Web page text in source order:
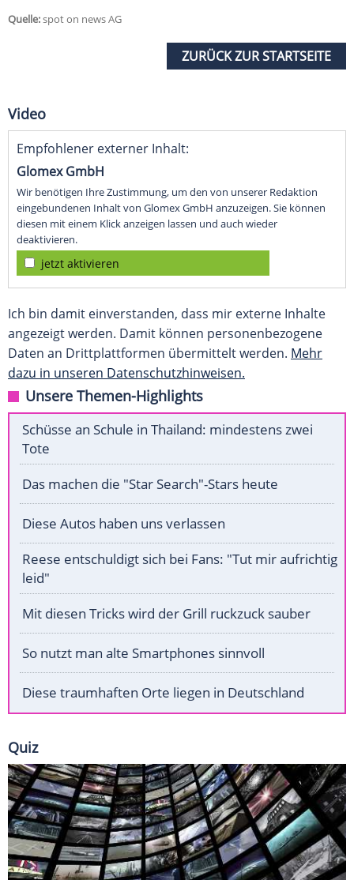
Quelle:spot on news AG
ZURÜCK ZUR STARTSEITE
Video
Empfohlener externer Inhalt:
Glomex GmbH
Wir benötigen Ihre Zustimmung, um den von unserer Redaktion
eingebundenen Inhalt von Glomex GmbH anzuzeigen. Sie können
diesen mit einem Klick anzeigen lassen und auch wieder
deaktivieren.
jetzt aktivieren
Ich bin damit einverstanden, dass mir externe Inhalte
angezeigt werden. Damit können personenbezogene
Daten an Drittplattformen übermittelt werden. Mehr
dazu in unseren Datenschutzhinweisen.
Unsere Themen-Highlights
Schüsse an Schule in Thailand: mindestens zwei
Tote
Das machen die "Star Search"-Stars heute
Diese Autos haben uns verlassen
Reese entschuldigt sich bei Fans: "Tut mir aufrichtig
leid"
Mit diesen Tricks wird der Grill ruckzuck sauber
So nutzt man alte Smartphones sinnvoll
Diese traumhaften Orte liegen in Deutschland
Quiz